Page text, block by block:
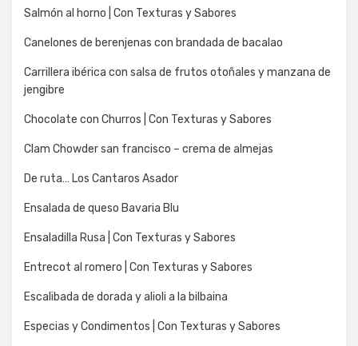
Salmón al horno | Con Texturas y Sabores
Canelones de berenjenas con brandada de bacalao
Carrillera ibérica con salsa de frutos otoñales y manzana de
jengibre
Chocolate con Churros | Con Texturas y Sabores
Clam Chowder san francisco – crema de almejas
De ruta… Los Cantaros Asador
Ensalada de queso Bavaria Blu
Ensaladilla Rusa | Con Texturas y Sabores
Entrecot al romero | Con Texturas y Sabores
Escalibada de dorada y alioli a la bilbaina
Especias y Condimentos | Con Texturas y Sabores